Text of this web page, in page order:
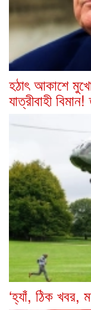
হঠাৎ আকাশে
যাত্রীবাহী
‘হ্যাঁ, ঠিক খবর,